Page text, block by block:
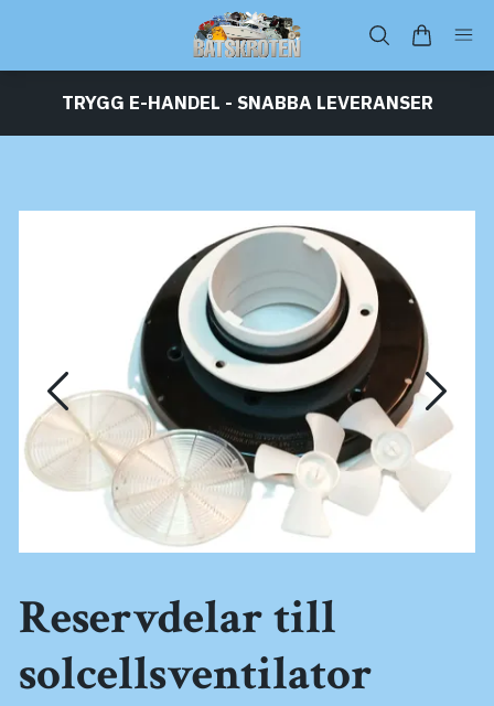
TRYGG E-HANDEL - SNABBA LEVERANSER
Reservdelar till
solcellsventilator